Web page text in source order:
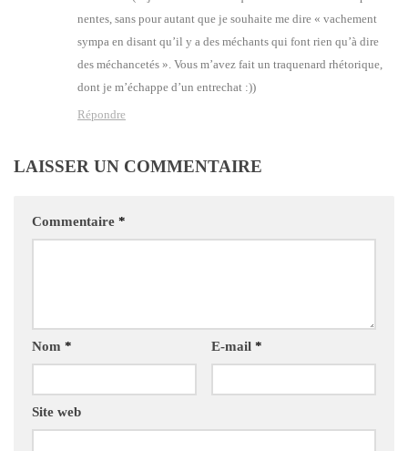
nentes, sans pour autant que je sou­haite me dire « vache­ment
sym­pa en disant qu’il y a des méchants qui font rien qu’à dire
des méchan­ce­tés ». Vous m’a­vez fait un tra­que­nard rhé­to­rique,
dont je m’é­chappe d’un entre­chat :))
Répondre
LAISSER UN COMMENTAIRE
Commentaire *
Nom * E-mail *
Site web